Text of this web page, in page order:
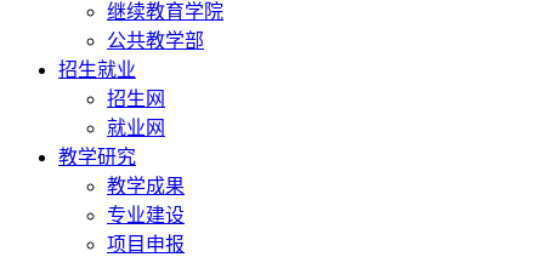
继续教育学院
公共教学部
招生就业
招生网
就业网
教学研究
教学成果
专业建设
项目申报